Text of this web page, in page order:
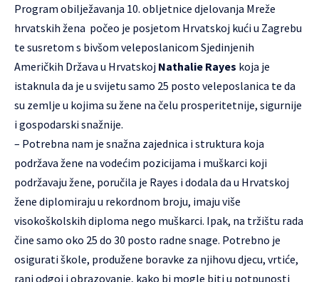
Program obilježavanja 10. obljetnice djelovanja Mreže
hrvatskih žena počeo je posjetom Hrvatskoj kući u Zagrebu
te susretom s bivšom veleposlanicom Sjedinjenih
Američkih Država u Hrvatskoj Nathalie Rayes koja je
istaknula da je u svijetu samo 25 posto veleposlanica te da
su zemlje u kojima su žene na čelu prosperitetnije, sigurnije
i gospodarski snažnije.
– Potrebna nam je snažna zajednica i struktura koja
podržava žene na vodećim pozicijama i muškarci koji
podržavaju žene, poručila je Rayes i dodala da u Hrvatskoj
žene diplomiraju u rekordnom broju, imaju više
visokoškolskih diploma nego muškarci. Ipak, na tržištu rada
čine samo oko 25 do 30 posto radne snage. Potrebno je
osigurati škole, produžene boravke za njihovu djecu, vrtiće,
rani odgoj i obrazovanje, kako bi mogle biti u potpunosti